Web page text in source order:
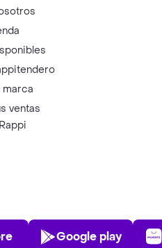
ventas
Store Play Store
Google play